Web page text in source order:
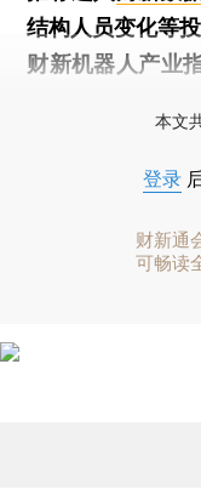
结构人员变化等投
财新机器人产业
本文
登录
财新通
可畅读